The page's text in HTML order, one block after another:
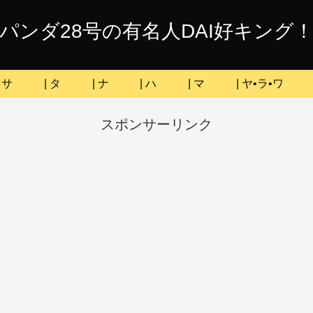
パンダ28号の有名人DAI好キング！
| サ | タ | ナ | ハ | マ | ヤ•ラ•ワ
スポンサーリンク